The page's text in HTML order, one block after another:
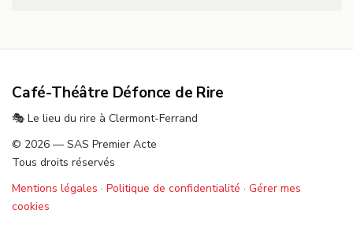
Café-Théâtre Défonce de Rire
🎭 Le lieu du rire à Clermont-Ferrand
© 2026 — SAS Premier Acte
Tous droits réservés
Mentions légales · Politique de confidentialité · Gérer mes
cookies